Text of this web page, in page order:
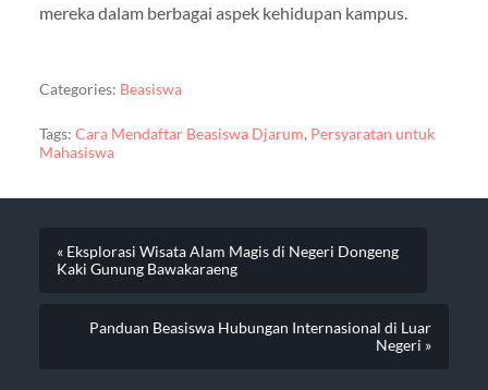
mereka dalam berbagai aspek kehidupan kampus.
Categories: Beasiswa
Tags: Cara Mendaftar Beasiswa Djarum, Persyaratan untuk
Mahasiswa
« Eksplorasi Wisata Alam Magis di Negeri Dongeng
Kaki Gunung Bawakaraeng
Panduan Beasiswa Hubungan Internasional di Luar
Negeri »